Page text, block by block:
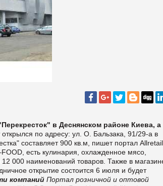
в Деснянском районе Киева, а
по адресу: ул. О. Бальзака, 91/29-а в
составляет 900 кв.м, пишет портал А
есть кулинария, охлажденное мясо,
000 наименований товаров. Также в
открытие состоится 6 июля и будет
компаний Портал розничной и оптовой